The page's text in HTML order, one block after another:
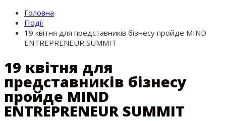
Головна
Події
19 квітня для представників бізнесу пройде MIND
ENTREPRENEUR SUMMIT
19 квітня для
представників бізнесу
пройде MIND
ENTREPRENEUR SUMMIT